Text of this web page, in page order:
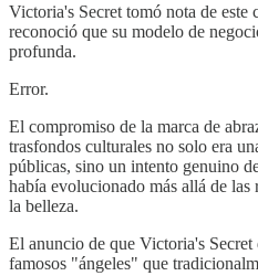
Victoria's Secret tomó nota de este
reconoció que su modelo de
profunda.
Error.
El compromiso de la marca de
trasfondos culturales no solo era
públicas, sino un intento genuino
había evolucionado más allá de las
la belleza.
El anuncio de que Victoria's Secret
famosos "ángeles" que